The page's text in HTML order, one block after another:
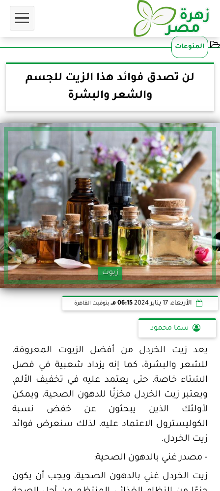
المنوعات
لن تصدق فوائد هذا الزيت للجسم
والشعر والبشرة
زيوت
الأربعاء، 17 يناير 2024 06:15 مـ بتوقيت القاهرة
سما محمود
يعد زيت الخردل من أفضل الزيوت المعروفة،
للشعر والبشرة، كما إنه يزداد شعبية في فصل
الشتاء خاصة، حتى يعتمد عليه في تخفيف الألم،
ويعتبر زيت الخردل مخزنًا للدهون الصحية، ويمكن
لأولئك الذين يبحثون عن خفض نسبة
الكوليسترول الاعتماد عليه، لذلك سنعرض فوائد
زيت الخردل.
- مصدر غني بالدهون الصحية:
زيت الخردل غني بالدهون الصحية، ويجب أن يكون